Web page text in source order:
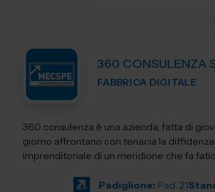
360 CONSULENZA
FABBRICA DIGITALE
360 consulenza è una azienda, fatta di
giorno affrontano con tenacia la diffidenza
imprenditoriale di un meridione che fa
Padiglione: Pad. 21